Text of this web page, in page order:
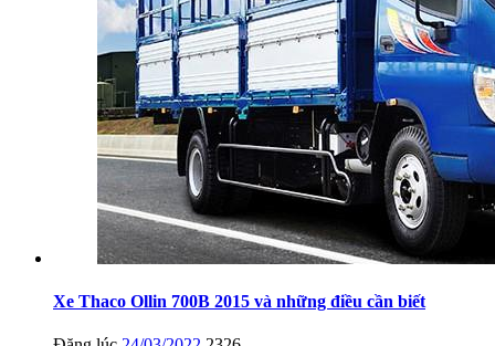
Xe Thaco Ollin 700B 2015 và những điều cần biết